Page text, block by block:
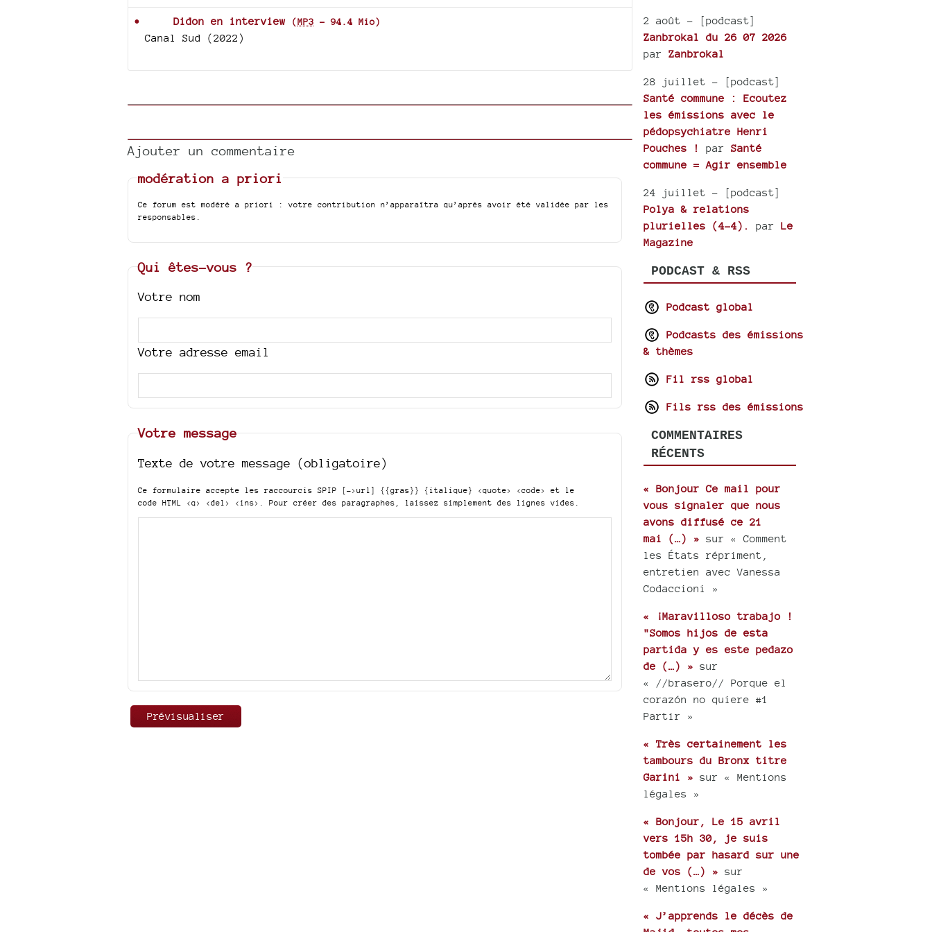
Didon en interview (MP3 -94.4 Mio)
Canal Sud (2022)
Ajouter un commentaire
modération a priori
Ce forum est modéré a priori : votre contribution n’apparaîtra qu’après avoir été validée par les
responsables.
Qui êtes-vous ?
Votre nom
Votre adresse email
Votre message
Texte de votre message (obligatoire)
Ce formulaire accepte les raccourcis SPIP [->url] {{gras}} {italique} <quote> <code>
et le
code HTML <q> <del> <ins> . Pour créer des paragraphes, laissez simplement des lignes vides.
2 août- [podcast]
Zanbrokal du 26 07 2026
parZanbrokal
28 juillet- [podcast]
Santé commune : Ecoutez
les émissions avec le
pédopsychiatre Henri
Pouches !
parSanté
commune = Agir ensemble
24 juillet- [podcast]
Polya & relations
plurielles (4-4).
parLe
Magazine
PODCAST & RSS
Podcast global
Podcasts des émissions
& thèmes
Fil rss global
Fils rss des émissions
COMMENTAIRES
RÉCENTS
« Bonjour Ce mail pour
vous signaler que nous
avons diffusé ce 21
mai (…) » sur « Comment
les États répriment,
entretien avec Vanessa
Codaccioni »
« ¡Maravilloso trabajo !
"Somos hijos de esta
partida y es este pedazo
de (…) » sur
« //brasero// Porque el
corazón no quiere #1
Partir »
« Très certainement les
tambours du Bronx titre
Garini » sur « Mentions
légales »
« Bonjour, Le 15 avril
vers 15h 30, je suis
tombée par hasard sur une
de vos (…) » sur
« Mentions légales »
« J’apprends le décès de